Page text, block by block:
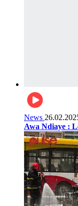
News
Awa Ndiaye :